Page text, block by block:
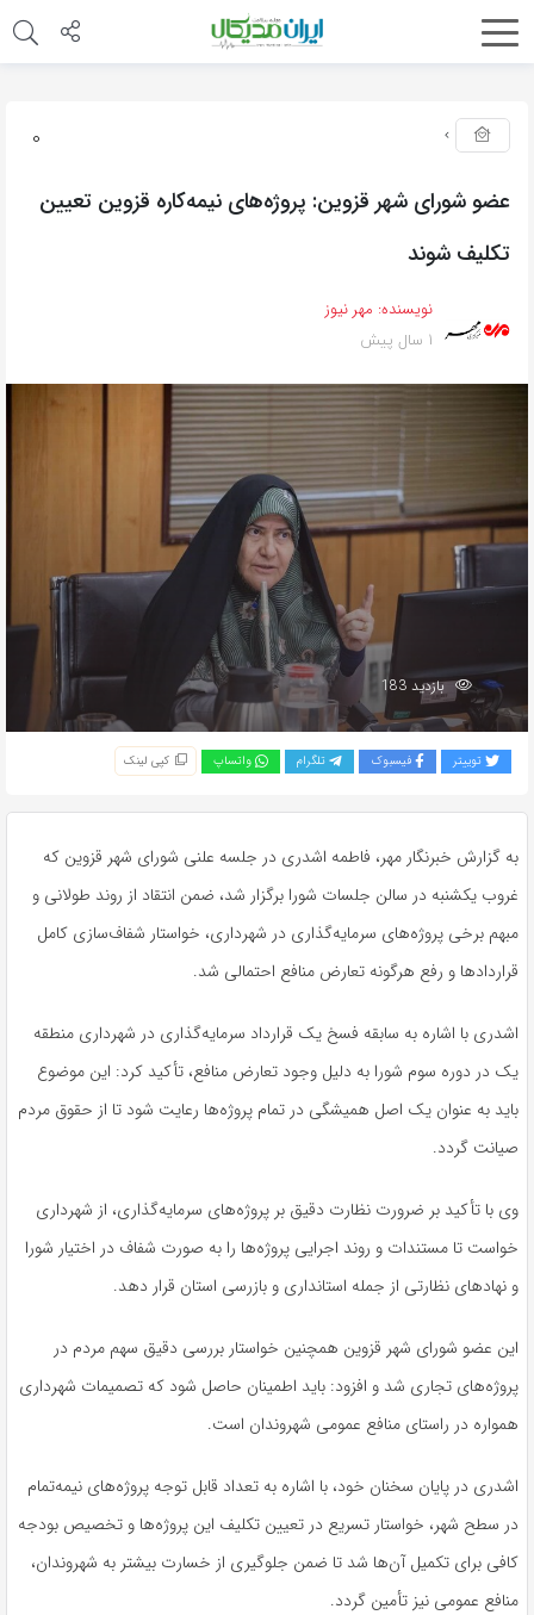
0
عضو شورای شهر قزوین: پروژه‌های نیمه‌کاره قزوین تعیین
تکلیف شوند
نویسنده: مهر نیوز
1 سال پیش
بازدید 183
توییتر فیسبوک تلگرام واتساپ کپی لینک
به گزارش خبرنگار مهر، فاطمه اشدری در جلسه علنی شورای شهر قزوین که
غروب یکشنبه در سالن جلسات شورا برگزار شد، ضمن انتقاد از روند طولانی و
مبهم برخی پروژه‌های سرمایه‌گذاری در شهرداری، خواستار شفاف‌سازی کامل
قراردادها و رفع هرگونه تعارض منافع احتمالی شد.
اشدری با اشاره به سابقه فسخ یک قرارداد سرمایه‌گذاری در شهرداری منطقه
یک در دوره سوم شورا به دلیل وجود تعارض منافع، تأکید کرد: این موضوع
باید به عنوان یک اصل همیشگی در تمام پروژه‌ها رعایت شود تا از حقوق مردم
صیانت گردد.
وی با تأکید بر ضرورت نظارت دقیق بر پروژه‌های سرمایه‌گذاری، از شهرداری
خواست تا مستندات و روند اجرایی پروژه‌ها را به صورت شفاف در اختیار شورا
و نهادهای نظارتی از جمله استانداری و بازرسی استان قرار دهد.
این عضو شورای شهر قزوین همچنین خواستار بررسی دقیق سهم مردم در
پروژه‌های تجاری شد و افزود: باید اطمینان حاصل شود که تصمیمات شهرداری
همواره در راستای منافع عمومی شهروندان است.
اشدری در پایان سخنان خود، با اشاره به تعداد قابل توجه پروژه‌های نیمه‌تمام
در سطح شهر، خواستار تسریع در تعیین تکلیف این پروژه‌ها و تخصیص بودجه
کافی برای تکمیل آن‌ها شد تا ضمن جلوگیری از خسارت بیشتر به شهروندان،
منافع عمومی نیز تأمین گردد.